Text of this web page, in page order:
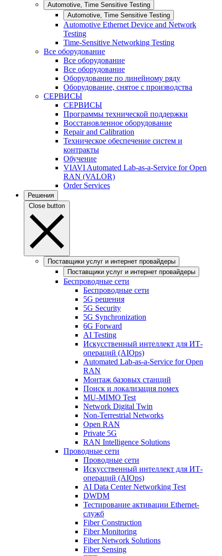
Automotive, Time Sensitive Testing
Automotive, Time Sensitive Testing
Automotive Ethernet Device and Network
Testing
Time-Sensitive Networking Testing
Все оборудование
Все оборудование
Все оборудование
Оборудование по линейному ряду
Оборудование, снятое с производства
СЕРВИСЫ
СЕРВИСЫ
Программы технической поддержки
Восстановленное оборудование
Repair and Calibration
Техническое обеспечение систем и
контракты
Обучение
VIAVI Automated Lab-as-a-Service for Open
RAN (VALOR)
Order Services
Решения
Close button
Поставщики услуг и интернет провайдеры
Поставщики услуг и интернет провайдеры
Беспроводные сети
Беспроводные сети
5G решения
5G Security
5G Synchronization
6G Forward
AI Testing
Искусственный интеллект для ИТ-
операций (AIOps)
Automated Lab-as-a-Service for Open
RAN
Монтаж базовых станций
Поиск и локализация помех
MU-MIMO Test
Network Digital Twin
Non-Terrestrial Networks
Open RAN
Private 5G
RAN Intelligence Solutions
Проводные сети
Проводные сети
Искусственный интеллект для ИТ-
операций (AIOps)
AI Data Center Networking Test
DWDM
Тестирование активации Ethernet-
служб
Fiber Construction
Fiber Monitoring
Fiber Network Solutions
Fiber Sensing